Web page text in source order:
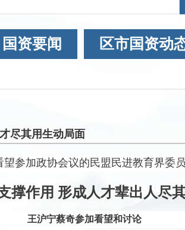
国资要闻 区市国资动
尽其用生动局面
望参加政协会议的民盟民进教育界委
撑作用 形成人才辈出人尽
王沪宁蔡奇参加看望和讨论